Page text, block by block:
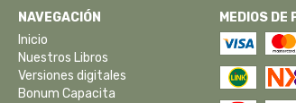
NAVEGACIÓN
Inicio
Nuestros Libros
Versiones digitales
Bonum Capacita
MEDIOS DE